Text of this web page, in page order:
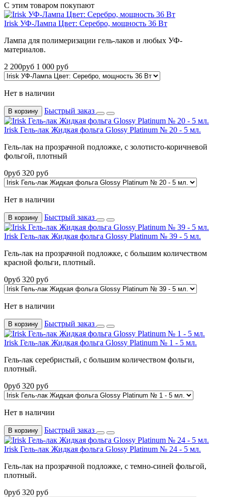
С этим товаром покупают
Irisk УФ-Лампа Цвет: Серебро, мощность 36 Вт
Лампа для полимеризации гель-лаков и любых УФ-
материалов.
2 200руб 1 000 руб
Нет в наличии
В корзину Быстрый заказ
Irisk Гель-лак Жидкая фольга Glossy Platinum № 20 - 5 мл.
Гель-лак на прозрачной подложке, с золотисто-коричневой
фольгой, плотный
0руб 320 руб
Нет в наличии
В корзину Быстрый заказ
Irisk Гель-лак Жидкая фольга Glossy Platinum № 39 - 5 мл.
Гель-лак на прозрачной подложке, с большим количеством
красной фольги, плотный.
0руб 320 руб
Нет в наличии
В корзину Быстрый заказ
Irisk Гель-лак Жидкая фольга Glossy Platinum № 1 - 5 мл.
Гель-лак серебристый, с большим количеством фольги,
плотный.
0руб 320 руб
Нет в наличии
В корзину Быстрый заказ
Irisk Гель-лак Жидкая фольга Glossy Platinum № 24 - 5 мл.
Гель-лак на прозрачной подложке, с темно-синей фольгой,
плотный.
0руб 320 руб